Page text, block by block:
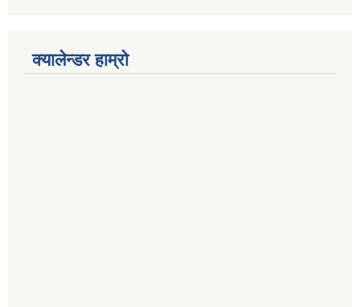
क्यालेन्डर हाम्रो